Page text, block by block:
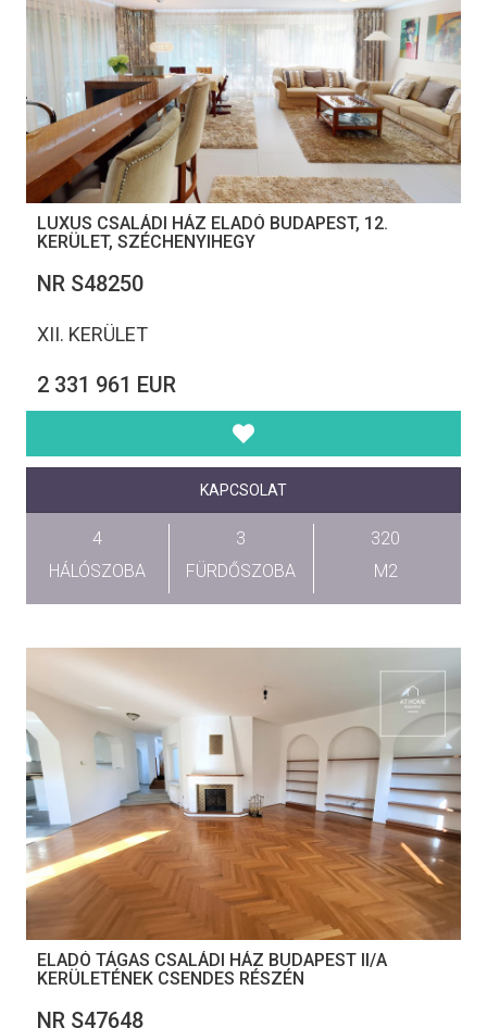
LUXUS CSALÁDI HÁZ ELADÓ BUDAPEST, 12.
KERÜLET, SZÉCHENYIHEGY
NR S48250
XII. KERÜLET
2 331 961 EUR
KAPCSOLAT
4
HÁLÓSZOBA
3
FÜRDŐSZOBA
320
M2
ELADÓ TÁGAS CSALÁDI HÁZ BUDAPEST II/A
KERÜLETÉNEK CSENDES RÉSZÉN
NR S47648